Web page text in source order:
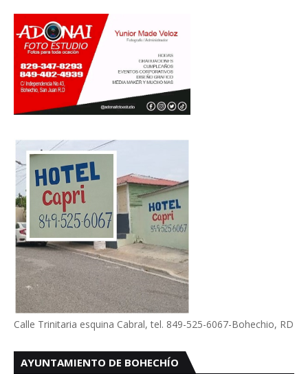
Calle Trinitaria esquina Cabral, tel. 849-525-6067-Bohechio, RD
AYUNTAMIENTO DE BOHECHÍO